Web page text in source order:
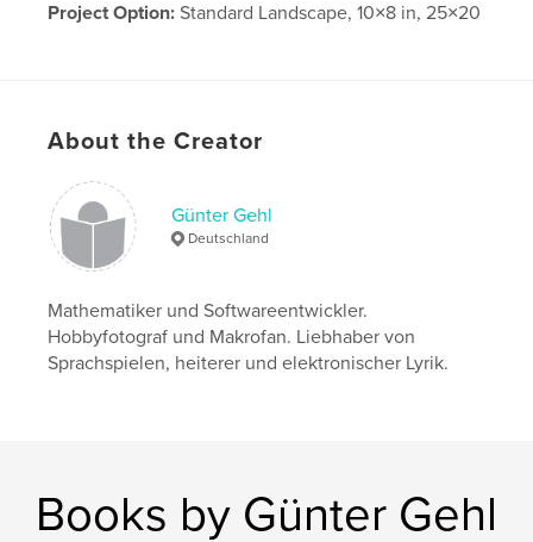
Project Option:Standard Landscape, 10×8 in, 25×20
LanguageGerman
About the Creator
Günter Gehl
Deutschland
Mathematiker und Softwareentwickler.
Hobbyfotograf und Makrofan. Liebhaber von
Sprachspielen, heiterer und elektronischer Lyrik.
Books by Günter Gehl